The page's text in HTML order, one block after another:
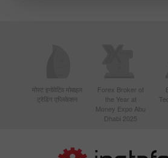
मोस्ट इनोवेटिव मोबाइल
ट्रेडिंग एप्लिकेशन
Forex Broker of
the Year at
Money Expo Abu
Dhabi 2025